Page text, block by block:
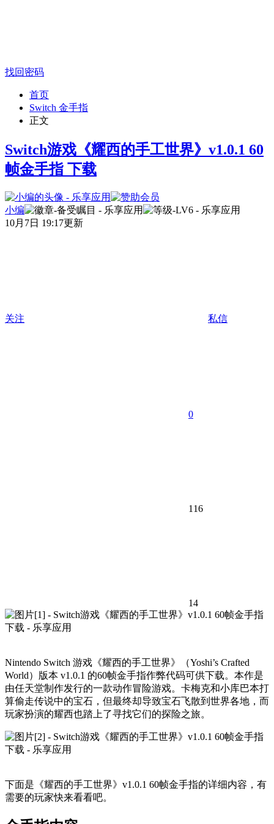
找回密码
首页
Switch 金手指
正文
Switch游戏《耀西的手工世界》v1.0.1 60
帧金手指 下载
小编
10月7日 19:17更新
关注 私信
0
116
14
Nintendo Switch 游戏《耀西的手工世界》（Yoshi’s Crafted
World）版本 v1.0.1 的60帧金手指作弊代码可供下载。本作是
由任天堂制作发行的一款动作冒险游戏。卡梅克和小库巴本打
算偷走传说中的宝石，但最终却导致宝石飞散到世界各地，而
玩家扮演的耀西也踏上了寻找它们的探险之旅。
下面是《耀西的手工世界》v1.0.1 60帧金手指的详细内容，有
需要的玩家快来看看吧。